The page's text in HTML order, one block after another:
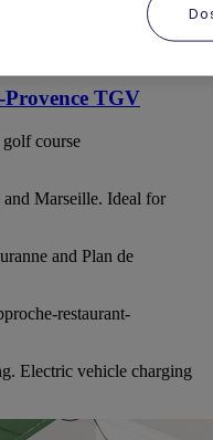
Provence TGV
course
Marseille. Ideal for
and Plan de
restaurant-
Electric vehicle charging